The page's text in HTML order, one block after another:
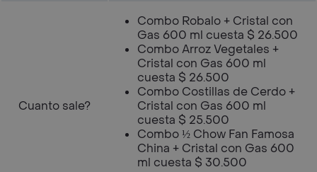
Cuanto sale?
Combo Robalo + Cristal con
Gas 600 ml cuesta $ 26.500
Combo Arroz Vegetales +
Cristal con Gas 600 ml
cuesta $ 26.500
Combo Costillas de Cerdo +
Cristal con Gas 600 ml
cuesta $ 25.500
Combo ½ Chow Fan Famosa
China + Cristal con Gas 600
ml cuesta $ 30.500